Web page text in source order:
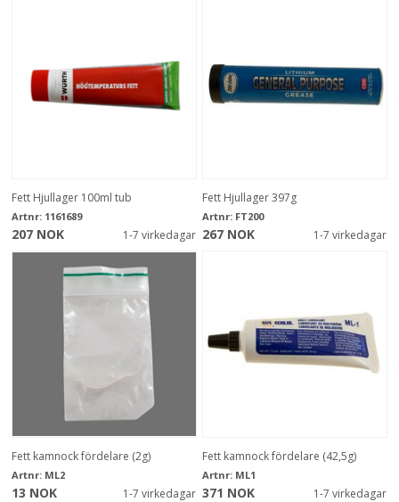
Fett Hjullager 100ml tub
Artnr: 1161689
207 NOK 1-7 virkedagar
Fett Hjullager 397g
Artnr: FT200
267 NOK 1-7 virkedagar
Fett kamnock fördelare (2g)
Artnr: ML2
13 NOK 1-7 virkedagar
Fett kamnock fördelare (42,5g)
Artnr: ML1
371 NOK 1-7 virkedagar